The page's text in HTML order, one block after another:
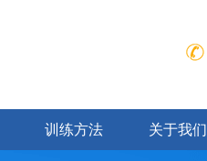
训练方法 关于我们